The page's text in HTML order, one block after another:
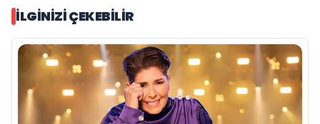
İLGINIZI ÇEKEBILIR